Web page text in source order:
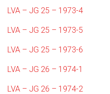
LVA – JG 25 – 1973-4
LVA – JG 25 – 1973-5
LVA – JG 25 – 1973-6
LVA – JG 26 – 1974-1
LVA – JG 26 – 1974-2